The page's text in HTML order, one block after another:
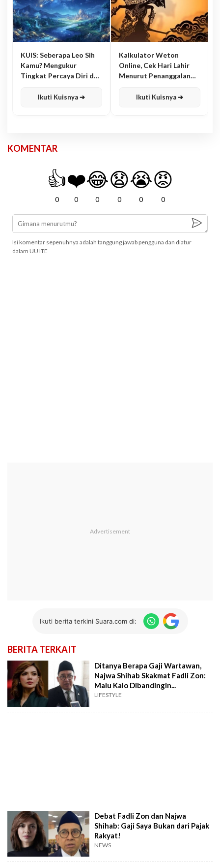
KUIS: Seberapa Leo Sih
Kamu? Mengukur
Tingkat Percaya Diri dan
Ikuti Kuisnya ➔
Kalkulator Weton
Online, Cek Hari Lahir
Menurut Penanggalan
Ikuti Kuisnya ➔
KOMENTAR
👍
0
❤️
0
😂
0
😧
0
😭
0
😡
0
Isi komentar sepenuhnya adalah tanggung jawab pengguna dan diatur
dalam UU ITE
Ikuti berita terkini Suara.com di:
BERITA TERKAIT
Ditanya Berapa Gaji Wartawan,
Najwa Shihab Skakmat Fadli Zon:
Malu Kalo Dibandingin...
LIFESTYLE
Debat Fadli Zon dan Najwa
Shihab: Gaji Saya Bukan dari Pajak
Rakyat!
NEWS